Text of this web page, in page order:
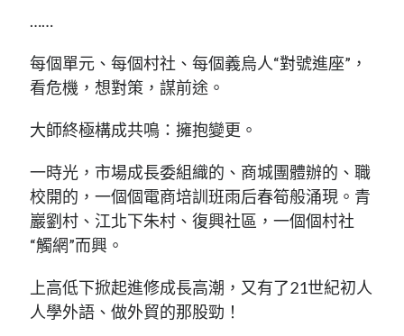
……
每個單元、每個村社、每個義烏人“對號進座”，
看危機，想對策，謀前途。
大師終極構成共鳴：擁抱變更。
一時光，市場成長委組織的、商城團體辦的、職
校開的，一個個電商培訓班雨后春筍般涌現。青
巖劉村、江北下朱村、復興社區，一個個村社
“觸網”而興。
上高低下掀起進修成長高潮，又有了21世紀初人
人學外語、做外貿的那股勁！